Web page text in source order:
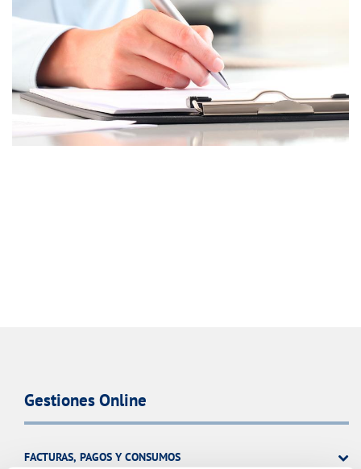
Gestiones Online
FACTURAS, PAGOS Y CONSUMOS